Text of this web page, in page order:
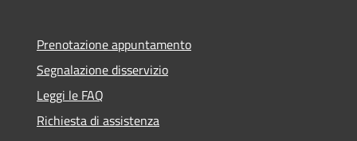
Prenotazione appuntamento
Segnalazione disservizio
Leggi le FAQ
Richiesta di assistenza